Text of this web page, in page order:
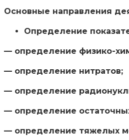
Основные направления
Определение
— определение физико-
— определение нитратов;
— определение
— определение
— определение тяжелых